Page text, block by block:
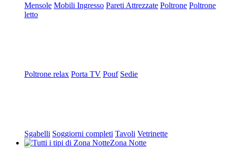
Mensole Mobili Ingresso Pareti Attrezzate Poltrone Poltrone
letto
Poltrone relax Porta TV Pouf Sedie
Sgabelli Soggiorni completi Tavoli Vetrinette
Zona Notte